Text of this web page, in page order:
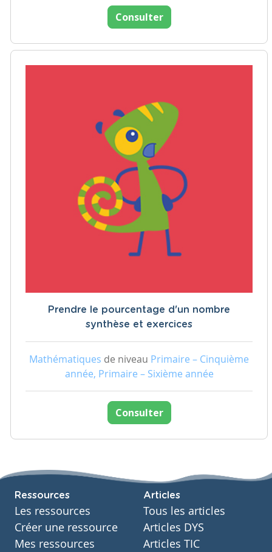
Consulter
Prendre le pourcentage d'un nombre
synthèse et exercices
Mathématiques de niveau Primaire – Cinquième
année, Primaire – Sixième année
Consulter
Ressources
Les ressources
Créer une ressource
Mes ressources
Articles
Tous les articles
Articles DYS
Articles TIC